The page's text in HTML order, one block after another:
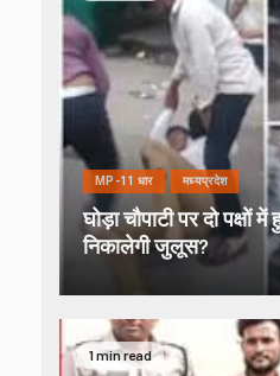
MP-11 धार मध्यप्रदेश
घोड़ा चौपाटी पर दो पक्षों
निकालेगी जुलूस?
1 min read